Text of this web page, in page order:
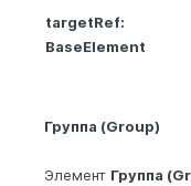
targetRef:
BaseElement
Группа (Group)
Элемент Группа